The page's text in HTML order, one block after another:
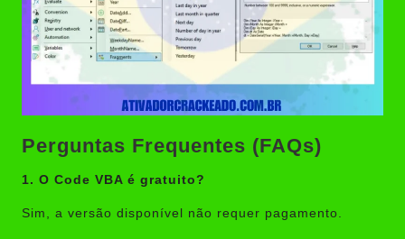
Perguntas Frequentes (FAQs)
1. O Code VBA é gratuito?
Sim, a versão disponível não requer pagamento.